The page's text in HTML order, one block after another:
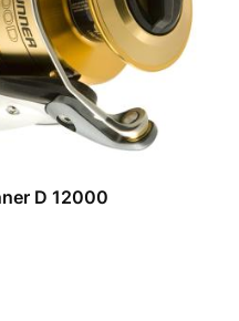
D 12000